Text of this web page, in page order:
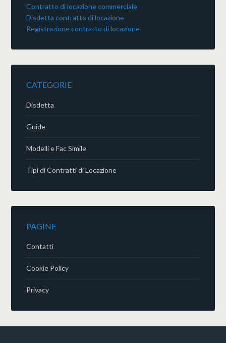
Contratto di locazione commerciale
Disdetta contratto di locazione
Registrazione contratto di locazione
CATEGORIE
Disdetta
Guide
Modelli e Fac Simile
Tipi di Contratti di Locazione
PAGINE
Contatti
Cookie Policy
Privacy